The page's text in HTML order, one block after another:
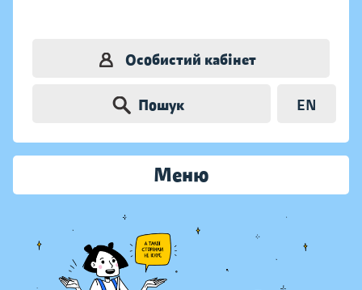
Особистий кабінет
Пошук EN
Меню